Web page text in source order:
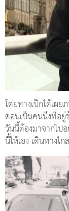
โดยทางเป๊กได้เผ
ดอนเป็นคนนึงที่อยู่
วันนี้ต้องมาจากไป
นี้ให้เอง เดินทางไ